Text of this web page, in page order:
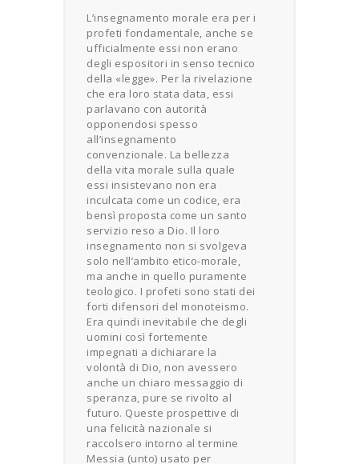
L’insegnamento morale era per i
profeti fondamentale, anche se
ufficialmente essi non erano
degli espositori in senso tecnico
della «legge». Per la rivelazione
che era loro stata data, essi
parlavano con autorità
opponendosi spesso
all’insegnamento
convenzionale. La bellezza
della vita morale sulla quale
essi insistevano non era
inculcata come un codice, era
bensì proposta come un santo
servizio reso a Dio. Il loro
insegnamento non si svolgeva
solo nell’ambito etico-morale,
ma anche in quello puramente
teologico. I profeti sono stati dei
forti difensori del monoteismo.
Era quindi inevitabile che degli
uomini così fortemente
impegnati a dichiarare la
volontà di Dio, non avessero
anche un chiaro messaggio di
speranza, pure se rivolto al
futuro. Queste prospettive di
una felicità nazionale si
raccolsero intorno al termine
Messia (unto) usato per